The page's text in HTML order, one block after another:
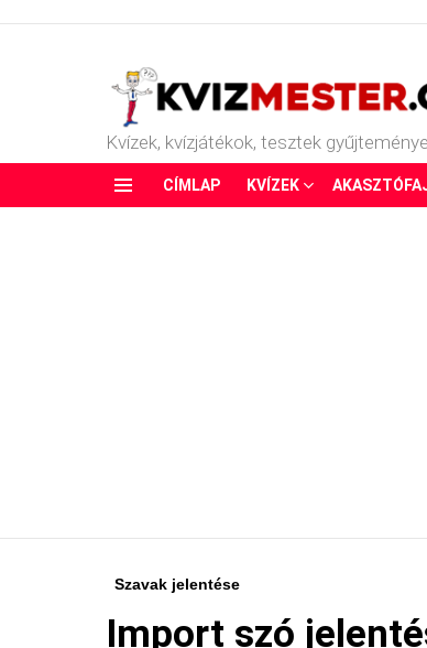
Kvízek, kvízjátékok, tesztek gyűjteménye
CÍMLAP KVÍZEK
Szavak jelentése
Import szó